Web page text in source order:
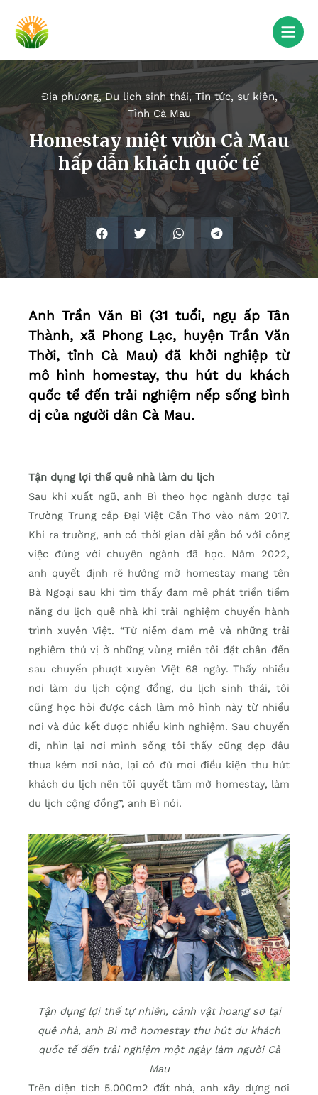
Địa phương, Du lịch sinh thái,Tin tức, sự kiện,
Tỉnh Cà Mau
Homestay miệt vườn Cà Mau
hấp dẫn khách quốc tế
Anh Trần Văn Bì (31 tuổi, ngụ ấp Tân
Thành, xã Phong Lạc, huyện Trần Văn
Thời, tỉnh Cà Mau) đã khởi nghiệp từ
mô hình homestay, thu hút du khách
quốc tế đến trải nghiệm nếp sống bình
dị của người dân Cà Mau.
Tận dụng lợi thế quê nhà làm du lịch
Sau khi xuất ngũ, anh Bì theo học ngành dược tại
Trường Trung cấp Đại Việt Cần Thơ vào năm 2017.
Khi ra trường, anh có thời gian dài gắn bó với công
việc đúng với chuyên ngành đã học. Năm 2022,
anh quyết định rẽ hướng mở homestay mang tên
Bà Ngoại sau khi tìm thấy đam mê phát triển tiềm
năng du lịch quê nhà khi trải nghiệm chuyến hành
trình xuyên Việt. “Từ niềm đam mê và những trải
nghiệm thú vị ở những vùng miền tôi đặt chân đến
sau chuyến phượt xuyên Việt 68 ngày. Thấy nhiều
nơi làm du lịch cộng đồng, du lịch sinh thái, tôi
cũng học hỏi được cách làm mô hình này từ nhiều
nơi và đúc kết được nhiều kinh nghiệm. Sau chuyến
đi, nhìn lại nơi mình sống tôi thấy cũng đẹp đâu
thua kém nơi nào, lại có đủ mọi điều kiện thu hút
khách du lịch nên tôi quyết tâm mở homestay, làm
du lịch cộng đồng”, anh Bì nói.
Tận dụng lợi thế tự nhiên, cảnh vật hoang sơ tại
quê nhà, anh Bì mở homestay thu hút du khách
quốc tế đến trải nghiệm một ngày làm người Cà
Mau
Trên diện tích 5.000m2 đất nhà, anh xây dựng nơi